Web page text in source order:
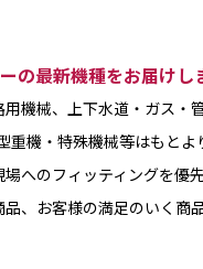
の最新機種をお届けし
機械、上下水道・ガス・
重機・特殊機械等はもとよ
へのフィッティングを優
、お客様の満足のいく商